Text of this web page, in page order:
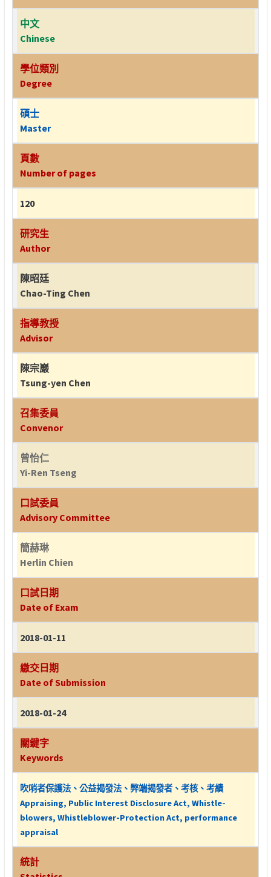
中文
Chinese
學位類別
Degree
碩士
Master
頁數
Number of pages
120
研究生
Author
陳昭廷
Chao-Ting Chen
指導教授
Advisor
陳宗巖
Tsung-yen Chen
召集委員
Convenor
曾怡仁
Yi-Ren Tseng
口試委員
Advisory Committee
簡赫琳
Herlin Chien
口試日期
Date of Exam
2018-01-11
繳交日期
Date of Submission
2018-01-24
關鍵字
Keywords
吹哨者保護法、公益揭發法、弊端揭發者、考核、考績
Appraising, Public Interest Disclosure Act, Whistle-
blowers, Whistleblower-Protection Act, performance
appraisal
統計